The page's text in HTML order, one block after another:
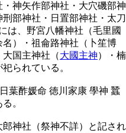
神矢作部神社・大穴磯部神
部神社・日置部神社・太刀
は、野宮八幡神社（毛里國
）・祖侖路神社（卜笙博
国主神社（大國主神）・楠
られている。
葉酢媛命 徳川家康 學神 蠶
。
郎神社（祭神不詳）と記され